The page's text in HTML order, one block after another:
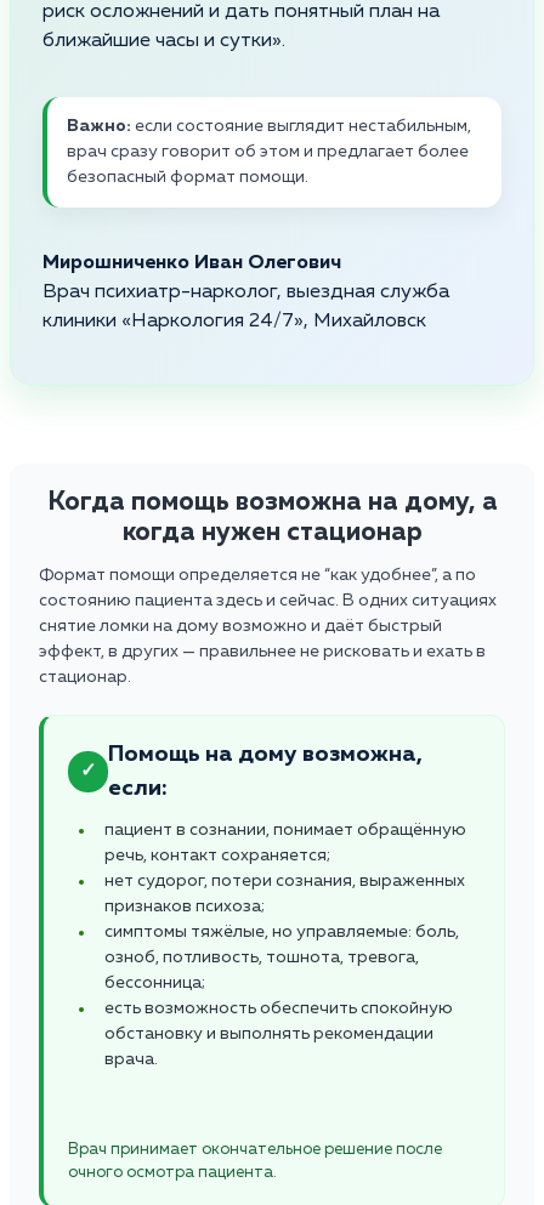
риск осложнений и дать понятный план на
ближайшие часы и сутки».
Важно: если состояние выглядит нестабильным,
врач сразу говорит об этом и предлагает более
безопасный формат помощи.
Мирошниченко Иван Олегович
Врач психиатр-нарколог, выездная служба
клиники «Наркология 24/7», Михайловск
Когда помощь возможна на дому, а
когда нужен стационар
Формат помощи определяется не “как удобнее”, а по
состоянию пациента здесь и сейчас. В одних ситуациях
снятие ломки на дому возможно и даёт быстрый
эффект, в других — правильнее не рисковать и ехать в
стационар.
✓
Помощь на дому возможна,
если:
пациент в сознании, понимает обращённую
речь, контакт сохраняется;
нет судорог, потери сознания, выраженных
признаков психоза;
симптомы тяжёлые, но управляемые: боль,
озноб, потливость, тошнота, тревога,
бессонница;
есть возможность обеспечить спокойную
обстановку и выполнять рекомендации
врача.
Врач принимает окончательное решение после
очного осмотра пациента.